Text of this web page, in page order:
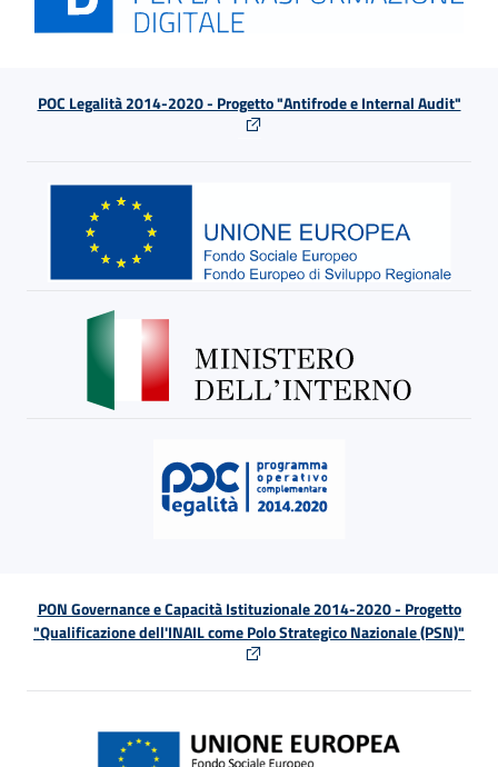
POC Legalità 2014-2020 - Progetto "Antifrode e Internal Audit"
PON Governance e Capacità Istituzionale 2014-2020 - Progetto
"Qualificazione dell'INAIL come Polo Strategico Nazionale (PSN)"